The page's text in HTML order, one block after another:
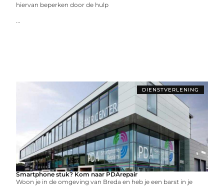
hiervan beperken door de hulp
...
DIENSTVERLENING
Smartphone stuk? Kom naar PDArepair
Woon je in de omgeving van Breda en heb je een barst in je